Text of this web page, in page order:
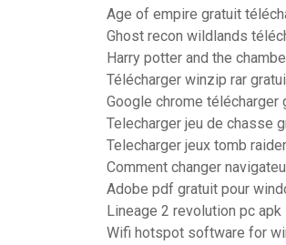
Age of empire gratuit
Ghost recon wildlands
Harry potter and the
Télécharger winzip rar
Google chrome télécharger
Telecharger jeu de chasse
Telecharger jeux tomb
Comment changer
Adobe pdf gratuit pour
Lineage 2 revolution pc apk
Wifi hotspot software for